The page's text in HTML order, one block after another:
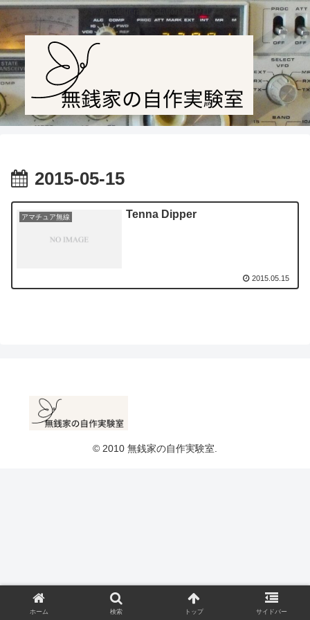
Amateur radio station JF1PTL
2015-05-15
アマチュア無線 Tenna Dipper
2015.05.15
© 2010 無銭家の自作実験室.
ホーム 検索 トップ サイドバー